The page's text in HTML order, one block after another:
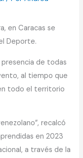
en Caracas se
Deporte.
de todas
al tiempo que
todo el territorio
recalcó
en 2023
a través de la